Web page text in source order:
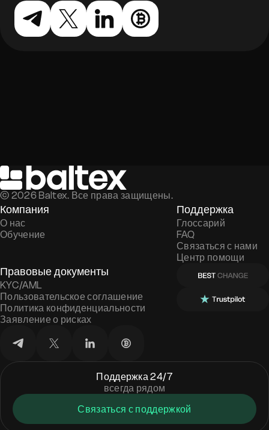
© 2026 Baltex. Все права защищены.
Компания
О нас
Обучение
Поддержка
Глоссарий
FAQ
Связаться с нами
Центр помощи
Правовые документы
KYC/AML
Пользовательское соглашение
Политика конфиденциальности
Заявление о рисках
Поддержка 24/7
всегда рядом
Связаться с поддержкой